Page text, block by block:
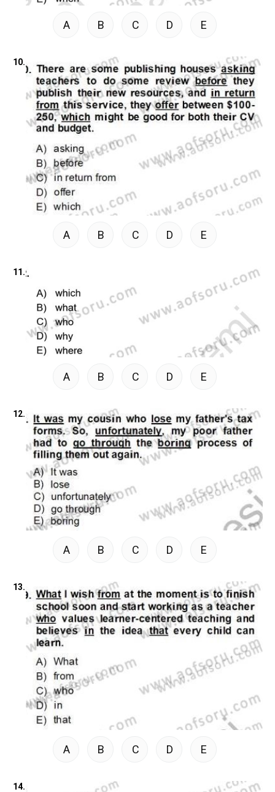
A B C D E
10.
A B C D E
11.
A B C D E
12.
A B C D E
13.
A B C D E
14.